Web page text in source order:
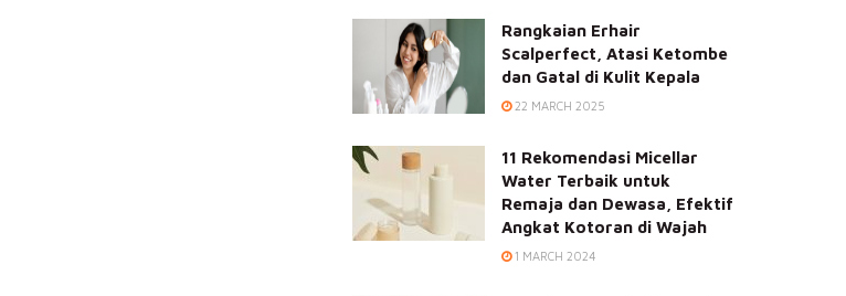
Rangkaian Erhair
Scalperfect, Atasi Ketombe
dan Gatal di Kulit Kepala
22 MARCH 2025
11 Rekomendasi Micellar
Water Terbaik untuk
Remaja dan Dewasa, Efektif
Angkat Kotoran di Wajah
1 MARCH 2024